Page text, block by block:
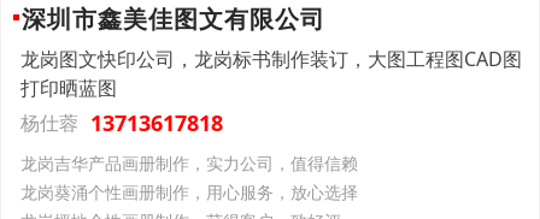
深圳市鑫美佳图文有限公司
龙岗图文快印公司，龙岗标书制作装订，大图工程图CAD图
打印晒蓝图
杨仕蓉 13713617818
龙岗吉华产品画册制作，实力公司，值得信赖
龙岗葵涌个性画册制作，用心服务，放心选择